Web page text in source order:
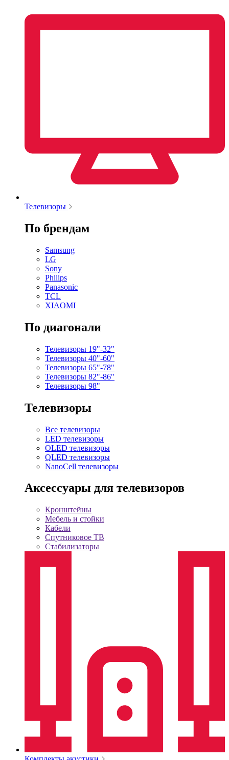
Телевизоры
По брендам
Samsung
LG
Sony
Philips
Panasonic
TCL
XIAOMI
По диагонали
Телевизоры 19"-32"
Телевизоры 40"-60"
Телевизоры 65"-78"
Телевизоры 82"-86"
Телевизоры 98"
Телевизоры
Все телевизоры
LED телевизоры
OLED телевизоры
QLED телевизоры
NanoCell телевизоры
Аксессуары для телевизоров
Кронштейны
Мебель и стойки
Кабели
Спутниковое ТВ
Стабилизаторы